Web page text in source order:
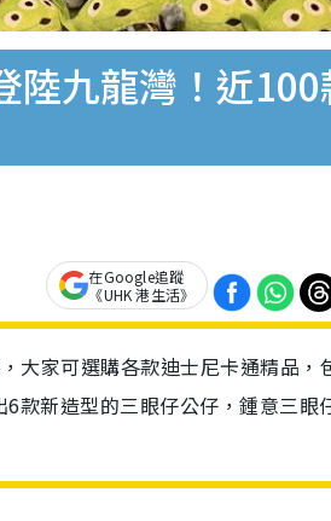
陸九龍灣！近
在Google追蹤
《UHK 港生活》
大家可選購各款迪士尼卡通精品，
款新造型的三眼仔公仔，鍾意三眼